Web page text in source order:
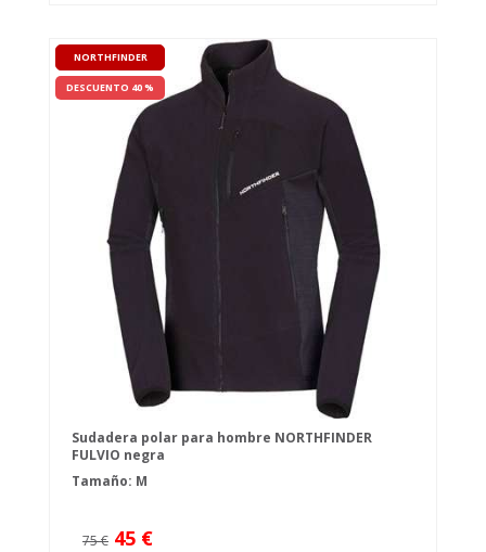
NORTHFINDER
DESCUENTO 40 %
Sudadera polar para hombre NORTHFINDER
FULVIO negra
Tamaño: M
75 € 45 €